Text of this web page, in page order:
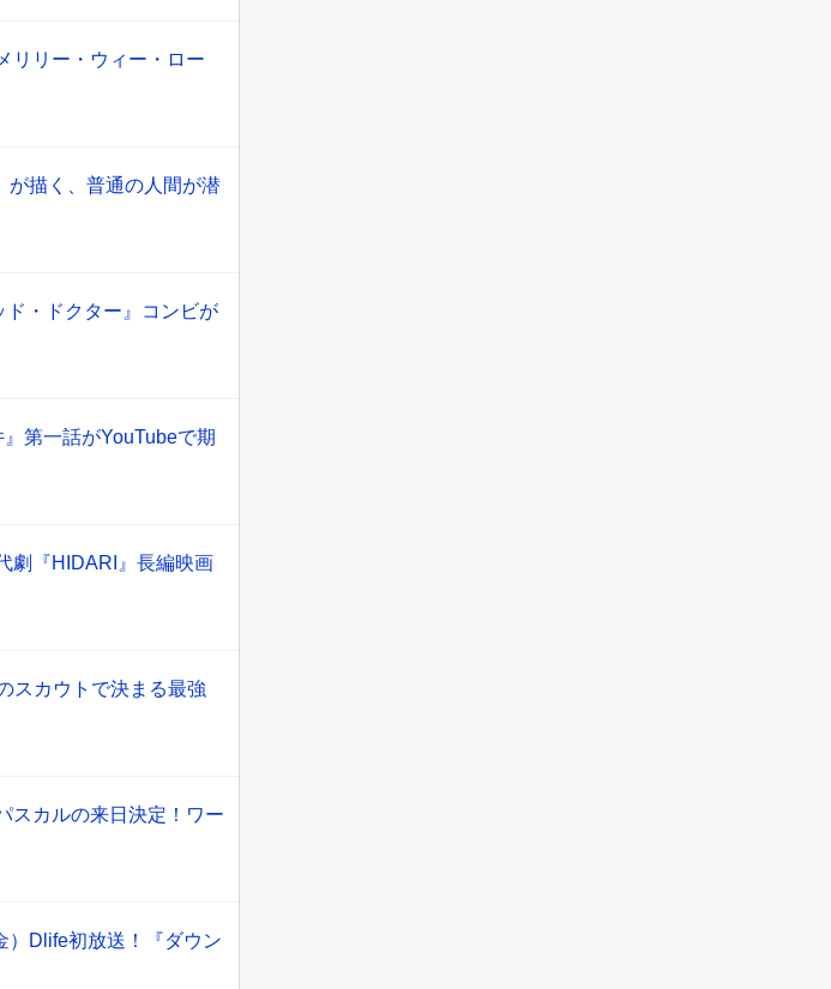
リリー・ウィー・ロー
が描く、普通の人間が潜
ド・ドクター』コンビが
第一話がYouTubeで期
劇『HIDARI』長編映画
スカウトで決まる最強
スカルの来日決定！ワー
）Dlife初放送！『ダウン